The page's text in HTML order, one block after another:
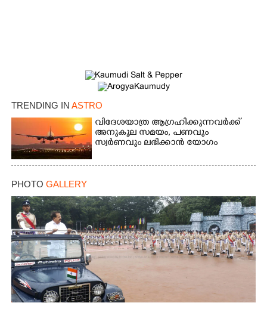
TRENDING IN ASTRO
വിദേശയാത്ര ആഗ്രഹിക്കുന്നവർക്ക്
അനുകൂല സമയം,​ പണവും
സ്വർണവും ലഭിക്കാൻ യോഗം
PHOTO GALLERY